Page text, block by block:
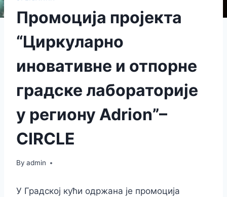
Промоција пројекта
“Циркуларно
иновативне и отпорне
градске лабораторије
у региону Adrion”–
CIRCLЕ
By admin
У Градској кући одржана је промоција